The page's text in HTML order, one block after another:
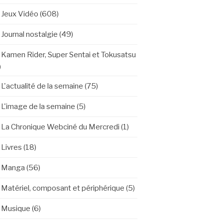
Jeux Vidéo (608)
Journal nostalgie (49)
Kamen Rider, Super Sentai et Tokusatsu
L'actualité de la semaine (75)
L'image de la semaine (5)
La Chronique Webciné du Mercredi (1)
Livres (18)
Manga (56)
Matériel, composant et périphérique (5)
Musique (6)